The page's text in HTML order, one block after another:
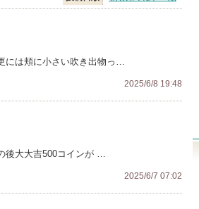
には頬に小さい吹き出物っ…
2025/6/8 19:48
後大大吉500コインが …
2025/6/7 07:02